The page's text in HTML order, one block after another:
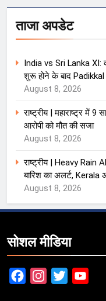
ताजा अपडेट
India vs Sri Lanka XI:
शुरू होने के बाद
August 8, 2026
राष्ट्रीय | महाराष्ट्र में
आरोपी को मौत की सजा
August 8, 2026
राष्ट्रीय | Heavy Rain
बारिश का अलर्ट, Kerala
August 8, 2026
सोशल मीडिया
FacebookInstagram
Twitter